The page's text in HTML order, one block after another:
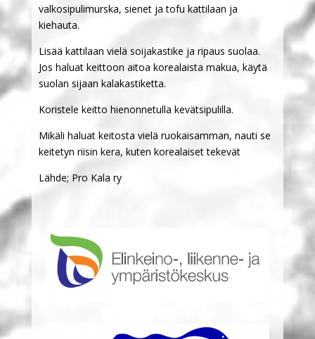
valkosipulimurska, sienet ja tofu kattilaan ja
kiehauta.
Lisää kattilaan vielä soijakastike ja ripaus suolaa.
Jos haluat keittoon aitoa korealaista makua, käytä
suolan sijaan kalakastiketta.
Koristele keitto hienonnetulla kevätsipulilla.
Mikäli haluat keitosta vielä ruokaisamman, nauti se
keitetyn riisin kera, kuten korealaiset tekevät
Lähde; Pro Kala ry